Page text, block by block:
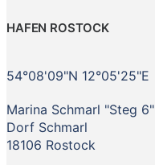
HAFEN ROSTOCK
54°08'09"N 12°05'25"E
Marina Schmarl "Steg 6"
Dorf Schmarl
18106 Rostock